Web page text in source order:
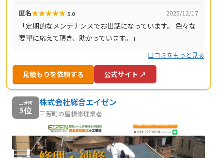
匿名★★★★★ 5.0 2025/12/17
「定期的なメンテナンスでお世話になっています。 色々な
要望に応えて頂き、助かっています。」
口コミをもっと見る
見積もりを依頼する 公式サイト ↗
三芳町
5位
株式会社総合エイゼン
三芳町の屋根修理業者